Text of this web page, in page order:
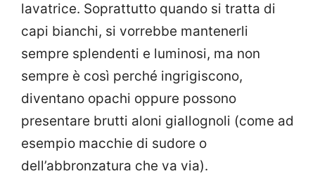
lavatrice. Soprattutto quando si tratta di
capi bianchi, si vorrebbe mantenerli
sempre splendenti e luminosi, ma non
sempre è così perché ingrigiscono,
diventano opachi oppure possono
presentare brutti aloni giallognoli (come ad
esempio macchie di sudore o
dell’abbronzatura che va via).